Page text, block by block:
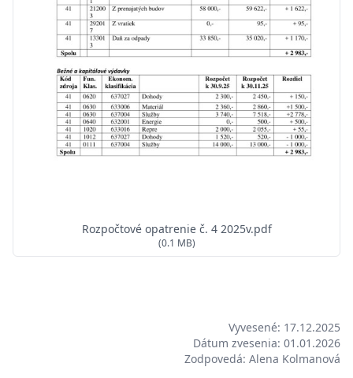
Rozpočtové opatrenie č. 4 2025v.pdf
(0.1 MB)
Vyvesené: 17.12.2025
Dátum zvesenia: 01.01.2026
Zodpovedá: Alena Kolmanová